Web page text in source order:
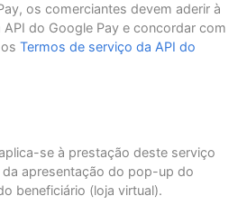
: "1994-06-21",
: {
: "Av. Domingo Diez 1589"
:
"7563126"
: {
os comerciantes devem aderir à
API do Google Pay e concordar com
Termos de serviço da API do
se à prestação deste serviço
apresentação do pop-up do
beneficiário (loja virtual).